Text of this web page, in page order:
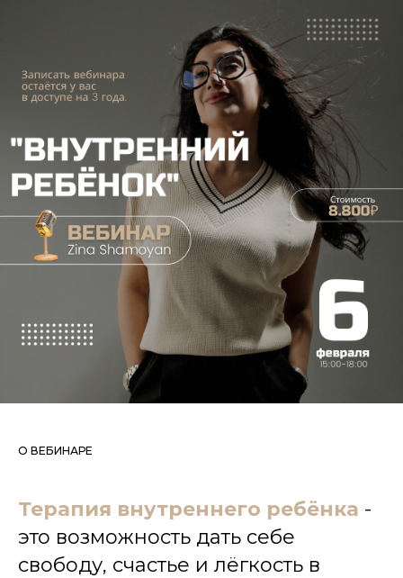
О ВЕБИНАРЕ
Терапия внутреннего ребёнка -
это возможность дать себе
свободу, счастье и лёгкость в